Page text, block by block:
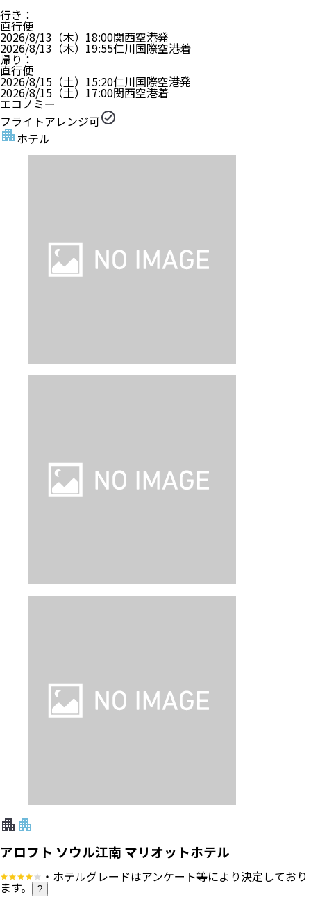
行き ：
直行便
2026/8/13（木） 18:00関西空港発
2026/8/13（木） 19:55仁川国際空港着
帰り ：
直行便
2026/8/15（土） 15:20仁川国際空港発
2026/8/15（土） 17:00関西空港着
エコノミー
フライトアレンジ可
ホテル
アロフト ソウル江南 マリオットホテル
・ホテルグレードはアンケート等により決定しており
ます。 ?